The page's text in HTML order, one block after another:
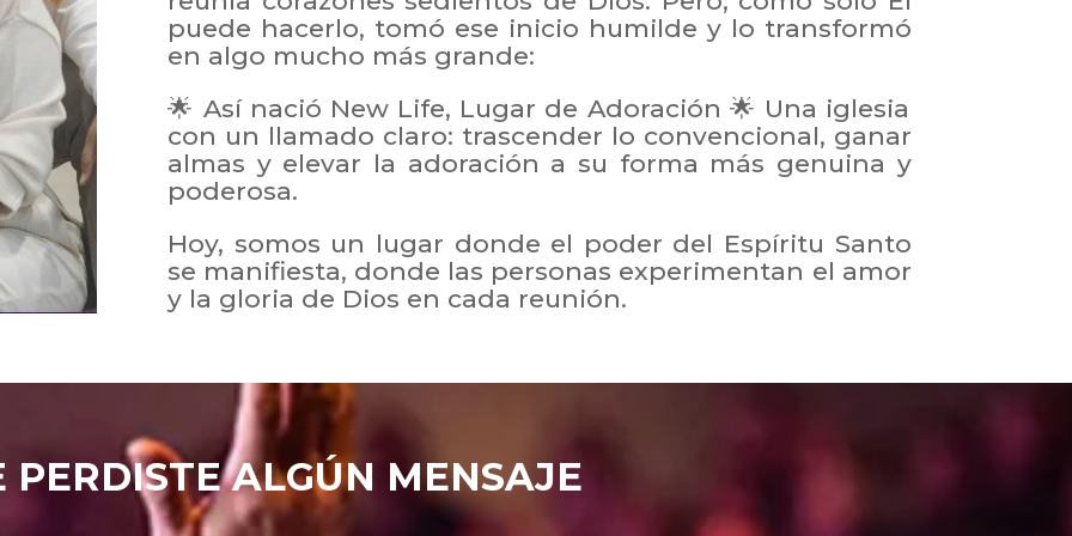
puede hacerlo, tomó ese inicio humilde y lo transformó
en algo mucho más grande:
🌟 Así nació New Life, Lugar de Adoración 🌟 Una iglesia
con un llamado claro: trascender lo convencional, ganar
almas y elevar la adoración a su forma más genuina y
poderosa.
Hoy, somos un lugar donde el poder del Espíritu Santo
se manifiesta, donde las personas experimentan el amor
y la gloria de Dios en cada reunión.
PERDISTE ALGÚN MENSAJE